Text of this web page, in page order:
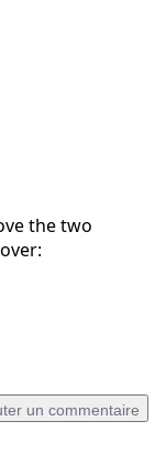
the two
un commentaire